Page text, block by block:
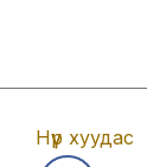
Нүүр хуудас